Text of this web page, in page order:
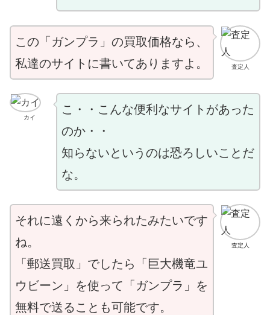
査定人
この「ガンプラ」の買取価格なら、
私達のサイトに書いてありますよ。
カイ
こ・・こんな便利なサイトがあった
のか・・
知らないというのは恐ろしいことだ
な。
査定人
それに遠くから来られたみたいです
ね。
「郵送買取」でしたら「巨大機竜ユ
ウビーン」を使って「ガンプラ」を
無料で送ることも可能です。